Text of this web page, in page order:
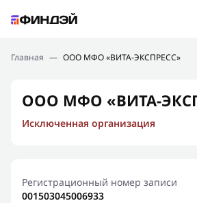
Подбор займа
Новости
Финансовое просвещение
Главная — ООО МФО «ВИТА-ЭКСПРЕСС»
ООО МФО «ВИТА-
Исключенная организация
Регистрационный номер записи
001503045006933
Ошибка:Контактная форма не
Спасибо, что написали нам
Мы свяжемся с Вами в ближайшее
результат
Отправить новый